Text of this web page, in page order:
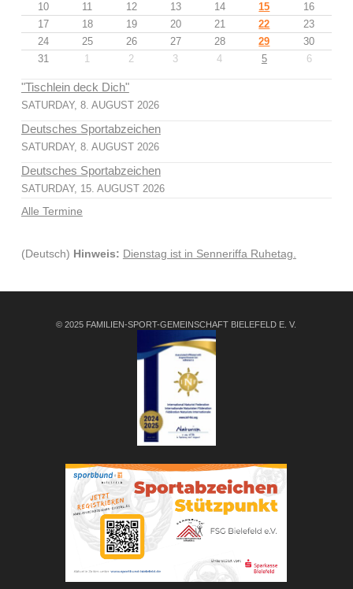
10
11 12 13 14 15
16
17
18 19 20 21 22
23
24
25 26 27 28 29
30
31
1 2 3 4 5 6
"Tischlein deck Dich"
SATURDAY, 8. AUGUST 2026
Deutsches Sportabzeichen
SATURDAY, 8. AUGUST 2026
Deutsches Sportabzeichen
SATURDAY, 15. AUGUST 2026
Alle Termine
(Deutsch) Hinweis: Dienstag ist in Senneriffa Ruhetag.
© 2025 FAMILIEN-SPORT-GEMEINSCHAFT BIELEFELD E. V.